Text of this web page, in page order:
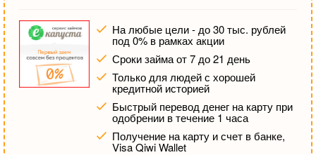
На любые цели - до 30 тыс. рублей
под 0% в рамках акции
Сроки займа от 7 до 21 день
Только для людей с хорошей
кредитной историей
Быстрый перевод денег на карту при
одобрении в течение 1 часа
Получение на карту и счет в банке,
Visa Qiwi Wallet